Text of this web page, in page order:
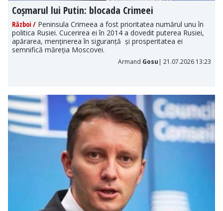
Coșmarul lui Putin: blocada Crimeei
Război / Peninsula Crimeea a fost prioritatea numărul unu în
politica Rusiei. Cucerirea ei în 2014 a dovedit puterea Rusiei,
apărarea, menținerea în siguranță și prosperitatea ei
semnifică măreția Moscovei.
Armand Gosu | 21.07.2026 13:23